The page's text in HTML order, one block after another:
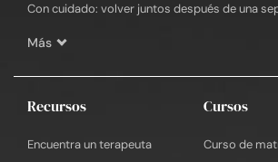
Con cuidado: volver juntos después de una
Más
Recursos
Encuentra un terapeuta
Cursos
Curso de